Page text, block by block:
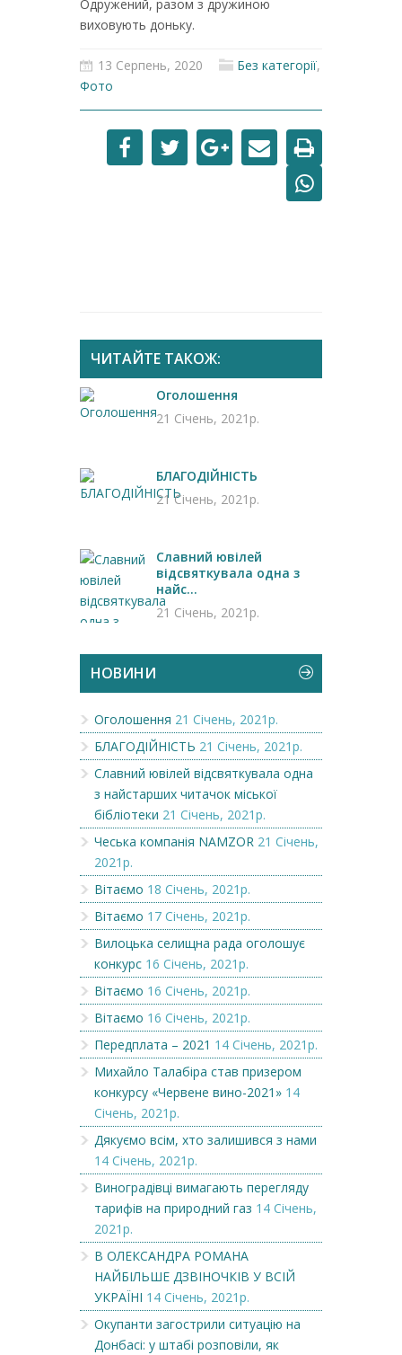
Одружений, разом з дружиною
виховують доньку.
13 Серпень, 2020 Без категорії,
Фото
ЧИТАЙТЕ ТАКОЖ:
Оголошення
21 Січень, 2021р.
БЛАГОДІЙНІСТЬ
21 Січень, 2021р.
Славний ювілей
відсвяткувала одна з
найс...
21 Січень, 2021р.
НОВИНИ
Оголошення 21 Січень, 2021р.
БЛАГОДІЙНІСТЬ 21 Січень, 2021р.
Славний ювілей відсвяткувала одна
з найстарших читачок міської
бібліотеки 21 Січень, 2021р.
Чеська компанія NAMZOR 21 Січень,
2021р.
Вітаємо 18 Січень, 2021р.
Вітаємо 17 Січень, 2021р.
Вилоцька селищна рада оголошує
конкурс 16 Січень, 2021р.
Вітаємо 16 Січень, 2021р.
Вітаємо 16 Січень, 2021р.
Передплата – 2021 14 Січень, 2021р.
Михайло Талабіра став призером
конкурсу «Червене вино-2021» 14
Січень, 2021р.
Дякуємо всім, хто залишився з нами
14 Січень, 2021р.
Виноградівці вимагають перегляду
тарифів на природний газ 14 Січень,
2021р.
В ОЛЕКСАНДРА РОМАНА
НАЙБІЛЬШЕ ДЗВІНОЧКІВ У ВСІЙ
УКРАЇНІ 14 Січень, 2021р.
Окупанти загострили ситуацію на
Донбасі: у штабі розповіли, як